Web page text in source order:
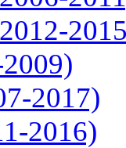
2017)
2016)